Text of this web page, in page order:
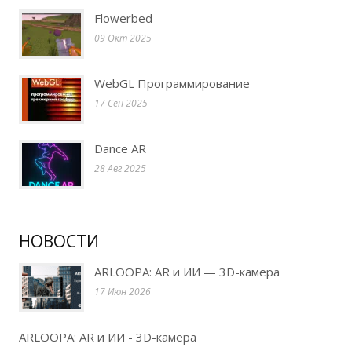
Flowerbed
09 Окт 2025
WebGL Программирование
17 Сен 2025
Dance AR
28 Авг 2025
НОВОСТИ
ARLOOPA: AR и ИИ — 3D-камера
17 Июн 2026
ARLOOPA: AR и ИИ - 3D-камера